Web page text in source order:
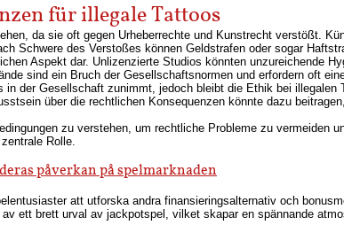
für illegale Tattoos
da sie oft gegen Urheberrechte und Kunstrecht verstößt.
Schwere des Verstoßes können Geldstrafen oder sogar
Aspekt dar. Unlizenzierte Studios könnten unzureichende
sind ein Bruch der Gesellschaftsnormen und erfordern oft
der Gesellschaft zunimmt, jedoch bleibt die Ethik bei illegalen
über die rechtlichen Konsequenzen könnte dazu
zu verstehen, um rechtliche Probleme zu vermeiden
Rolle.
påverkan på spelmarknaden
att utforska andra finansieringsalternativ och
ett brett urval av jackpotspel, vilket skapar en spännande